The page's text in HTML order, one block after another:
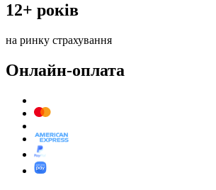
12+ років
на ринку страхування
Онлайн-оплата